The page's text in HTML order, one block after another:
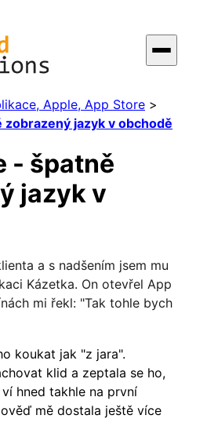
Apple, App Store >
jazyk v obchodě
- špatně
jazyk v
a s nadšením jsem mu
Kázetka. On otevřel App
mi řekl: "Tak tohle bych
koukat jak "z jara".
klid a zeptala se ho,
hned takhle na první
mě dostala ještě více